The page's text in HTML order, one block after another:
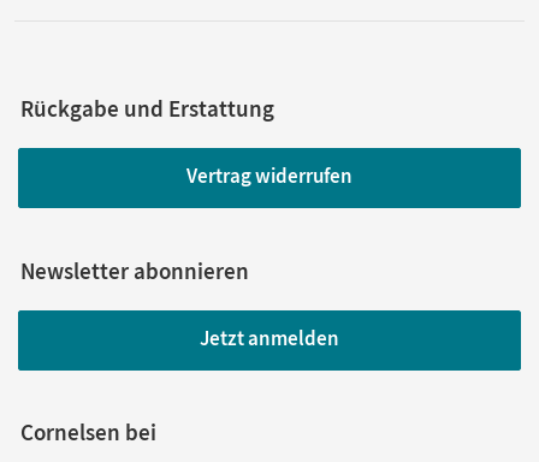
Rückgabe und Erstattung
Vertrag widerrufen
Newsletter abonnieren
Jetzt anmelden
Cornelsen bei